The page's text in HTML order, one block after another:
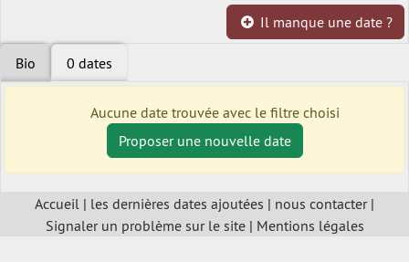
Il manque une date ?
Bio 0 dates
Aucune date trouvée avec le filtre choisi
Proposer une nouvelle date
Accueil | les dernières dates ajoutées | nous contacter|
Signaler un problème sur le site| Mentions légales